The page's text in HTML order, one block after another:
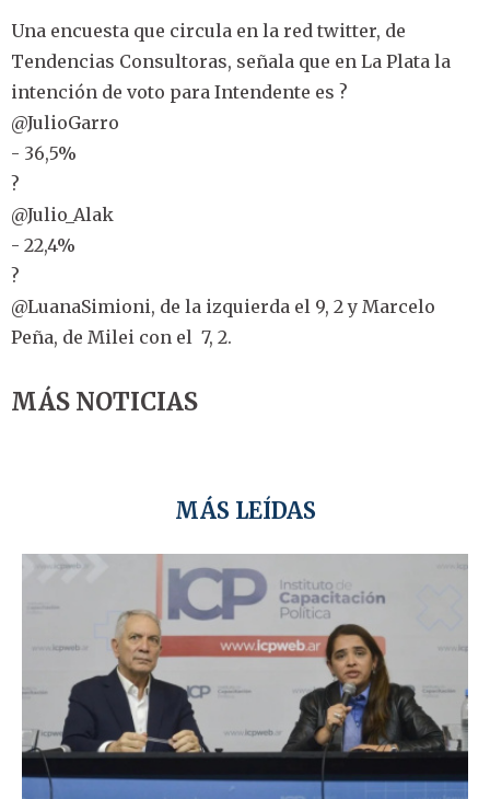
Una encuesta que circula en la red twitter, de
Tendencias Consultoras, señala que en La Plata la
intención de voto para Intendente es ?
@JulioGarro
- 36,5%
?
@Julio_Alak
- 22,4%
?
@LuanaSimioni, de la izquierda el 9, 2 y Marcelo
Peña, de Milei con el 7, 2.
MÁS NOTICIAS
MÁS LEÍDAS